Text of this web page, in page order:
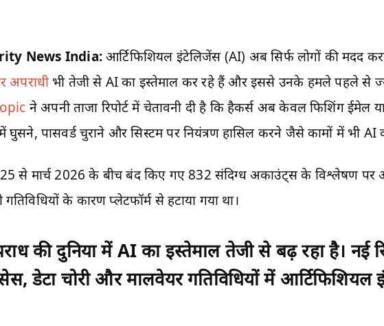
News India:आर्टिफिशियल इंटेलिजेंस (AI) अब सिर्फ लोगों की मदद
अपराधीभी तेजी से AI का इस्तेमाल कर रहे हैं और इससे उनके हमले पहले से
ने अपनी ताजा रिपोर्ट में चेतावनी दी है कि हैकर्स अब केवल फिशिंग ईमेल
घुसने, पासवर्ड चुराने और सिस्टम पर नियंत्रण हासिल करने जैसे कामों में भी AI
2025 से मार्च 2026 के बीच बंद किए गए 832 संदिग्ध अकाउंट्स के विश्लेषण
के कारण प्लेटफॉर्म से हटाया गया था।
की दुनिया में AI का इस्तेमाल तेजी से बढ़ रहा है। नई
डेटा चोरी और मालवेयर गतिविधियों में